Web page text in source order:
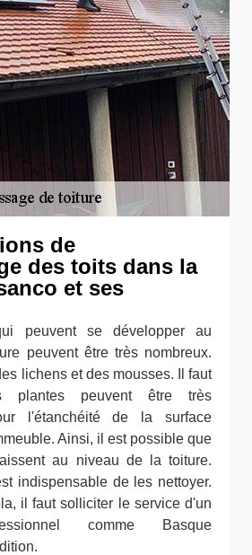
de
des toits dans la
et ses
peuvent se développer au
peuvent être très nombreux.
lichens et des mousses. Il faut
plantes peuvent être très
l'étanchéité de la surface
Ainsi, il est possible que
au niveau de la toiture.
indispensable de les nettoyer.
il faut solliciter le service d'un
comme Basque